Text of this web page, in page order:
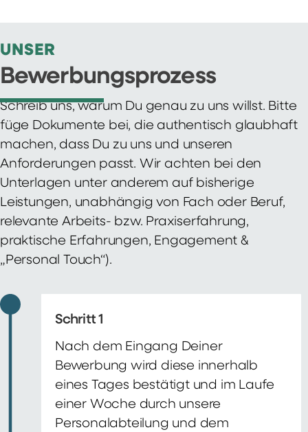
UNSER
Bewerbungsprozess
Schreib uns, warum Du genau zu uns willst. Bitte
füge Dokumente bei, die authentisch glaubhaft
machen, dass Du zu uns und unseren
Anforderungen passt. Wir achten bei den
Unterlagen unter anderem auf bisherige
Leistungen, unabhängig von Fach oder Beruf,
relevante Arbeits- bzw. Praxiserfahrung,
praktische Erfahrungen, Engagement &
„Personal Touch“).
Schritt 1
Nach dem Eingang Deiner
Bewerbung wird diese innerhalb
eines Tages bestätigt und im Laufe
einer Woche durch unsere
Personalabteilung und dem